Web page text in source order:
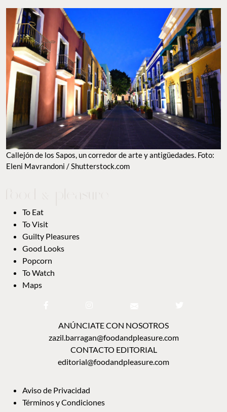
Callejón de los Sapos, un corredor de arte y antigüedades. Foto:
Eleni Mavrandoni / Shutterstock.com
To Eat
To Visit
Guilty Pleasures
Good Looks
Popcorn
To Watch
Maps
ANÚNCIATE CON NOSOTROS
zazil.barragan@foodandpleasure.com
CONTACTO EDITORIAL
editorial@foodandpleasure.com
Aviso de Privacidad
Términos y Condiciones